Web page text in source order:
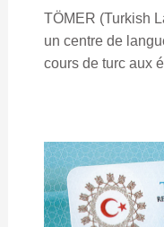
TÖMER (Turkish
un centre de
cours de turc aux